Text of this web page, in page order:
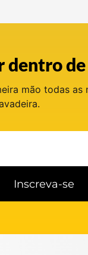
dentro
mão todas as
Inscreva-se